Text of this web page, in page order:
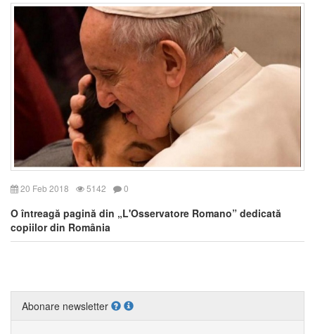
20 Feb 2018 5142 0
O întreagă pagină din „L'Osservatore Romano” dedicată
copiilor din România
Abonare newsletter